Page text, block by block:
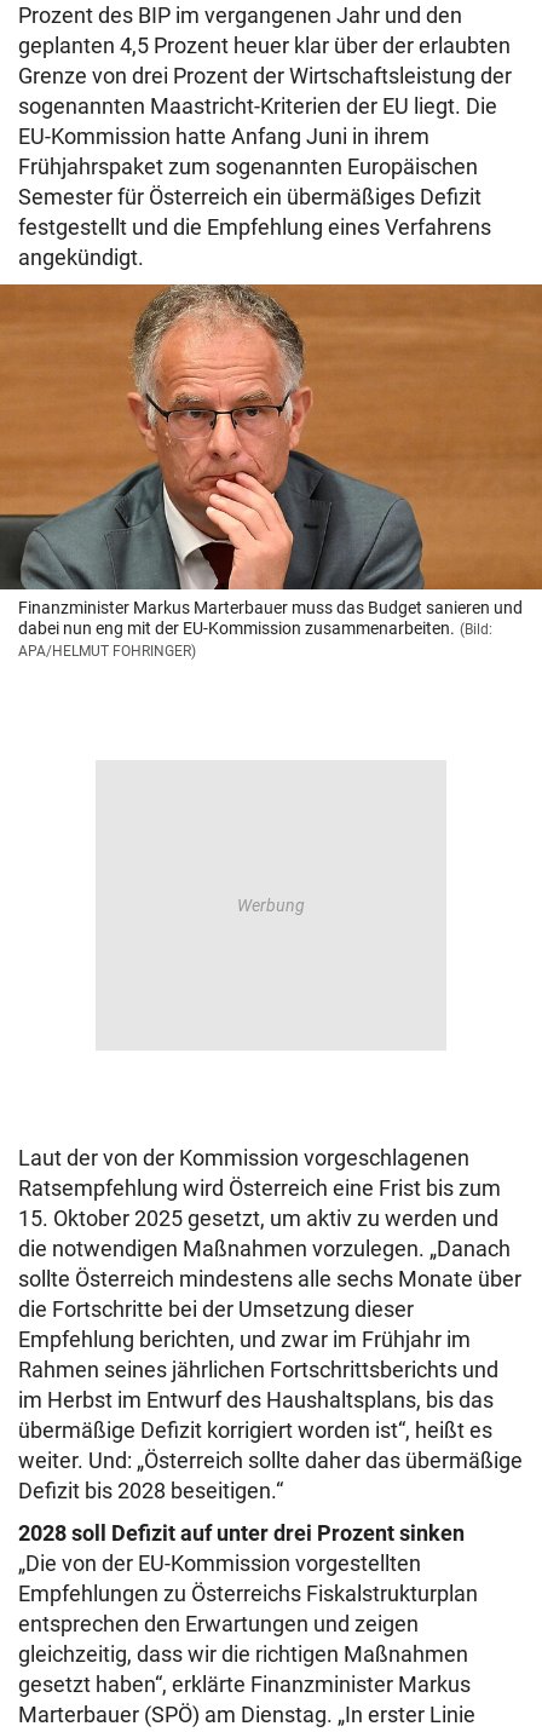
Prozent des BIP im vergangenen Jahr und den
geplanten 4,5 Prozent heuer klar über der erlaubten
Grenze von drei Prozent der Wirtschaftsleistung der
sogenannten Maastricht-Kriterien der EU liegt. Die
EU-Kommission hatte Anfang Juni in ihrem
Frühjahrspaket zum sogenannten Europäischen
Semester für Österreich ein übermäßiges Defizit
festgestellt und die Empfehlung eines Verfahrens
angekündigt.
Finanzminister Markus Marterbauer muss das Budget sanieren und
dabei nun eng mit der EU-Kommission zusammenarbeiten. (Bild:
APA/HELMUT FOHRINGER)
Laut der von der Kommission vorgeschlagenen
Ratsempfehlung wird Österreich eine Frist bis zum
15. Oktober 2025 gesetzt, um aktiv zu werden und
die notwendigen Maßnahmen vorzulegen. „Danach
sollte Österreich mindestens alle sechs Monate über
die Fortschritte bei der Umsetzung dieser
Empfehlung berichten, und zwar im Frühjahr im
Rahmen seines jährlichen Fortschrittsberichts und
im Herbst im Entwurf des Haushaltsplans, bis das
übermäßige Defizit korrigiert worden ist“, heißt es
weiter. Und: „Österreich sollte daher das übermäßige
Defizit bis 2028 beseitigen.“
2028 soll Defizit auf unter drei Prozent sinken
„Die von der EU-Kommission vorgestellten
Empfehlungen zu Österreichs Fiskalstrukturplan
entsprechen den Erwartungen und zeigen
gleichzeitig, dass wir die richtigen Maßnahmen
gesetzt haben“, erklärte Finanzminister Markus
Marterbauer (SPÖ) am Dienstag. „In erster Linie